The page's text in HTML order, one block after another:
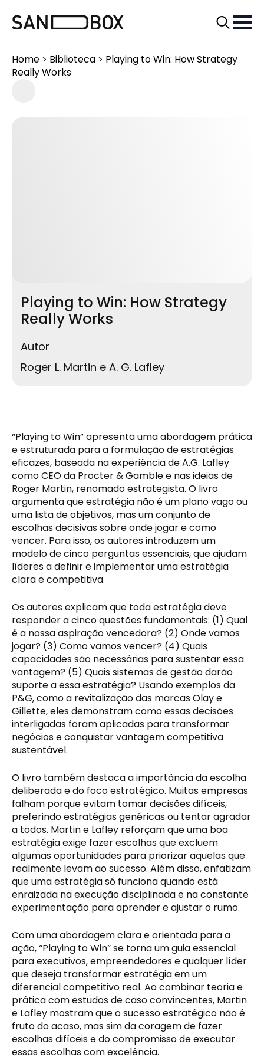
Home > Biblioteca > Playing to Win: How Strategy
Really Works
Playing to Win: How Strategy
Really Works
Autor
Roger L. Martin e A. G. Lafley
“Playing to Win” apresenta uma abordagem prática
e estruturada para a formulação de estratégias
eficazes, baseada na experiência de A.G. Lafley
como CEO da Procter & Gamble e nas ideias de
Roger Martin, renomado estrategista. O livro
argumenta que estratégia não é um plano vago ou
uma lista de objetivos, mas um conjunto de
escolhas decisivas sobre onde jogar e como
vencer. Para isso, os autores introduzem um
modelo de cinco perguntas essenciais, que ajudam
líderes a definir e implementar uma estratégia
clara e competitiva.
Os autores explicam que toda estratégia deve
responder a cinco questões fundamentais: (1) Qual
é a nossa aspiração vencedora? (2) Onde vamos
jogar? (3) Como vamos vencer? (4) Quais
capacidades são necessárias para sustentar essa
vantagem? (5) Quais sistemas de gestão darão
suporte a essa estratégia? Usando exemplos da
P&G, como a revitalização das marcas Olay e
Gillette, eles demonstram como essas decisões
interligadas foram aplicadas para transformar
negócios e conquistar vantagem competitiva
sustentável.
O livro também destaca a importância da escolha
deliberada e do foco estratégico. Muitas empresas
falham porque evitam tomar decisões difíceis,
preferindo estratégias genéricas ou tentar agradar
a todos. Martin e Lafley reforçam que uma boa
estratégia exige fazer escolhas que excluem
algumas oportunidades para priorizar aquelas que
realmente levam ao sucesso. Além disso, enfatizam
que uma estratégia só funciona quando está
enraizada na execução disciplinada e na constante
experimentação para aprender e ajustar o rumo.
Com uma abordagem clara e orientada para a
ação, “Playing to Win” se torna um guia essencial
para executivos, empreendedores e qualquer líder
que deseja transformar estratégia em um
diferencial competitivo real. Ao combinar teoria e
prática com estudos de caso convincentes, Martin
e Lafley mostram que o sucesso estratégico não é
fruto do acaso, mas sim da coragem de fazer
escolhas difíceis e do compromisso de executar
essas escolhas com excelência.